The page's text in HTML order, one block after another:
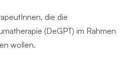
die die
(DeGPT) im Rahmen
wollen.